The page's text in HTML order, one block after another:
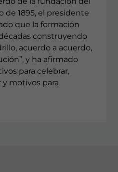
de 1895, el presidente
que la formación
construyendo
acuerdo a acuerdo,
y ha afirmado
para celebrar,
y motivos para